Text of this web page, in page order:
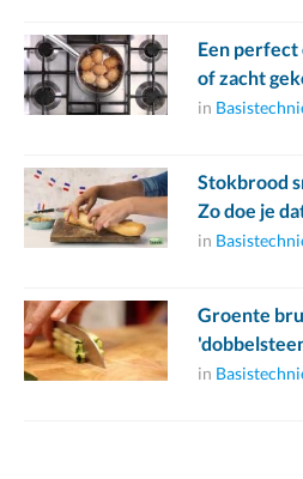
Een perfect
of zacht
in
Stokbrood
Zo doe je
in
Groente
in